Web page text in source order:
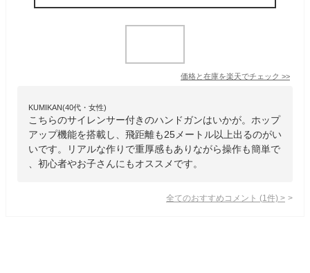
価格と在庫を楽天でチェック >>
KUMIKAN(40代・女性)
こちらのサイレンサー付きのハンドガンはいかが。ホップ
アップ機能を搭載し、飛距離も25メートル以上出るのがい
いです。リアルな作りで重厚感もありながら操作も簡単で
、初心者やお子さんにもオススメです。
全てのおすすめコメント (1 件) >